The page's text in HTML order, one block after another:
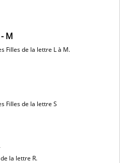
M
Filles de la lettre L à M.
Filles de la lettre S
la lettre R.